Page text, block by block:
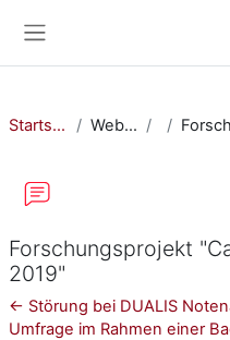
Startseite Website
Forschungsprojekt
2019"
← Störung bei DUALIS
Umfrage im Rahmen einer